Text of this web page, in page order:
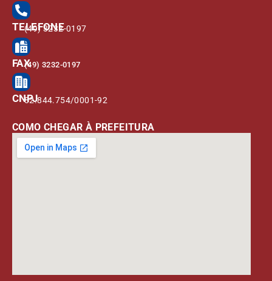
TELEFONE
(49) 3232-0197
FAX(49) 3232-0197
CNPJ82.844.754/0001-92
COMO CHEGAR À PREFEITURA